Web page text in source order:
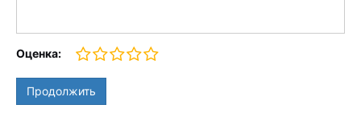
Оценка:
Продолжить